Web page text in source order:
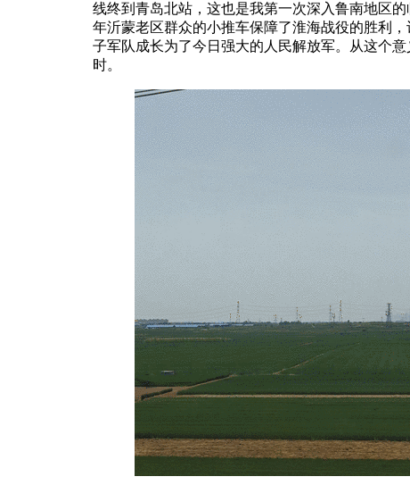
线终到青岛北站，这也是我第一次深入鲁南地区
年沂蒙老区群众的小推车保障了淮海战役的胜利
子军队成长为了今日强大的人民解放军。从这个
时。